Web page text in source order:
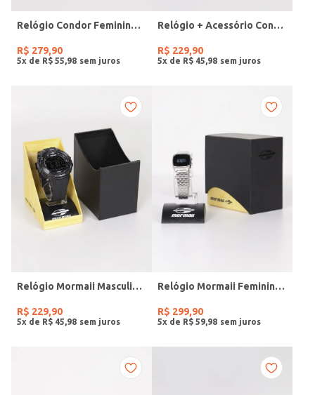
Relógio Condor Feminino DOURADO
R$ 279,90
5x de R$ 55 98
Relógio + Acessório Condor Feminino PRATA
R$ 229,90
5x de R$ 45 98
Relógio Mormaii Masculino PRETO
R$ 229,90
5x de R$ 45 98
Relógio Mormaii Feminino PRATA
R$ 299,90
5x de R$ 59 98